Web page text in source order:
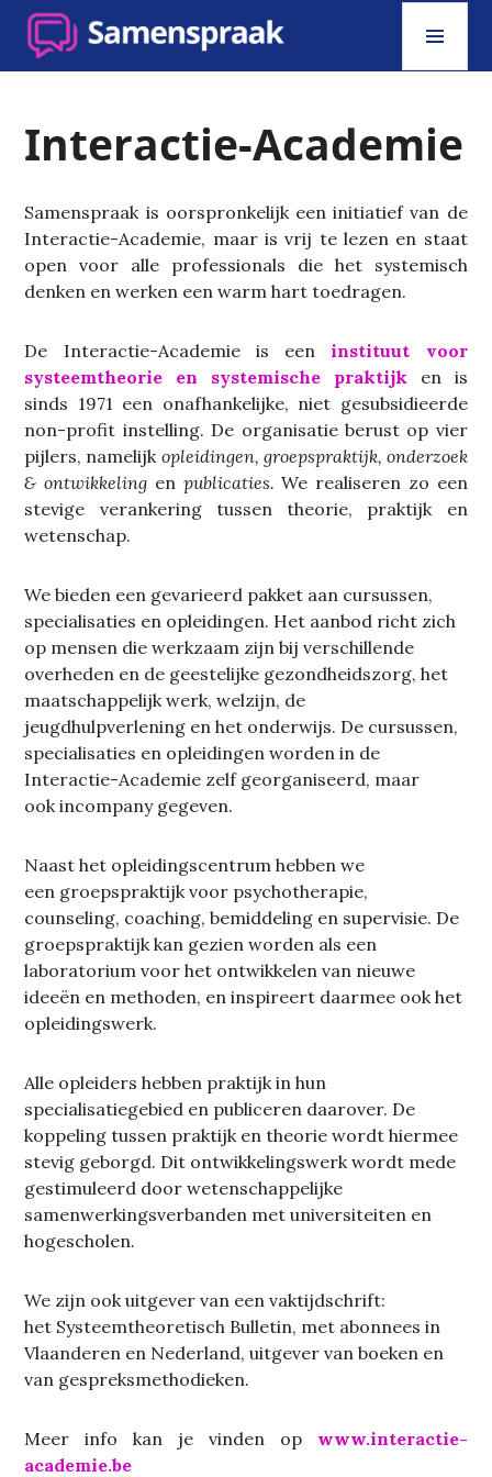
Skip
content
SAMENSPRAAK
Interactie-Academie
Samenspraak is oorspronkelijk een initiatief van de
Interactie-Academie, maar is vrij te lezen en staat
open voor alle professionals die het systemisch
denken en werken een warm hart toedragen.
De Interactie-Academie is eeninstituut voor
systeemtheorie en systemische praktijk en is
sinds 1971 een onafhankelijke, niet gesubsidieerde
non-profit instelling. De organisatie berust op vier
pijlers, namelijk opleidingen, groepspraktijk, onderzoek
& ontwikkeling en publicaties. We realiseren zo een
stevige verankering tussen theorie, praktijk en
wetenschap.
We bieden een gevarieerd pakket aan cursussen,
specialisaties en opleidingen. Het aanbod richt zich
op mensen die werkzaam zijn bij verschillende
overheden en de geestelijke gezondheidszorg, het
maatschappelijk werk, welzijn, de
jeugdhulpverlening en het onderwijs. De cursussen,
specialisaties en opleidingen worden in de
Interactie-Academie zelf georganiseerd, maar
ook incompany gegeven.
Naast het opleidingscentrum hebben we
een groepspraktijk voor psychotherapie,
counseling, coaching, bemiddeling en supervisie. De
groepspraktijk kan gezien worden als een
laboratorium voor het ontwikkelen van nieuwe
ideeën en methoden, en inspireert daarmee ook het
opleidingswerk.
Alle opleiders hebben praktijk in hun
specialisatiegebied en publiceren daarover. De
koppeling tussen praktijk en theorie wordt hiermee
stevig geborgd. Dit ontwikkelingswerk wordt mede
gestimuleerd door wetenschappelijke
samenwerkingsverbanden met universiteiten en
hogescholen.
We zijn ook uitgever van een vaktijdschrift:
het Systeemtheoretisch Bulletin, met abonnees in
Vlaanderen en Nederland, uitgever van boeken en
van gespreksmethodieken.
Meer info kan je vinden op www.interactie-
academie.be